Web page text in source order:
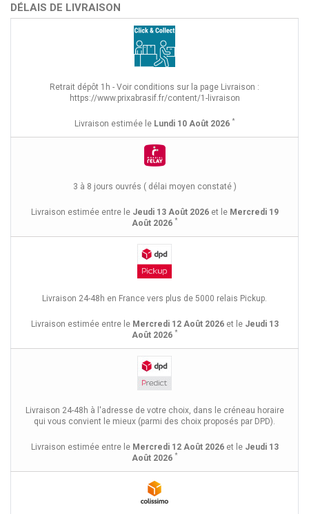
DÉLAIS DE LIVRAISON
Retrait dépôt 1h - Voir conditions sur la page Livraison :
https://www.prixabrasif.fr/content/1-livraison
Livraison estimée le Lundi 10 Août 2026 *
3 à 8 jours ouvrés ( délai moyen constaté )
Livraison estimée entre le Jeudi 13 Août 2026et le Mercredi 19
Août 2026 *
Livraison 24-48h en France vers plus de 5000 relais Pickup.
Livraison estimée entre le Mercredi 12 Août 2026et le Jeudi 13
Août 2026 *
Livraison 24-48h à l'adresse de votre choix, dans le créneau horaire
qui vous convient le mieux (parmi des choix proposés par DPD).
Livraison estimée entre le Mercredi 12 Août 2026et le Jeudi 13
Août 2026 *